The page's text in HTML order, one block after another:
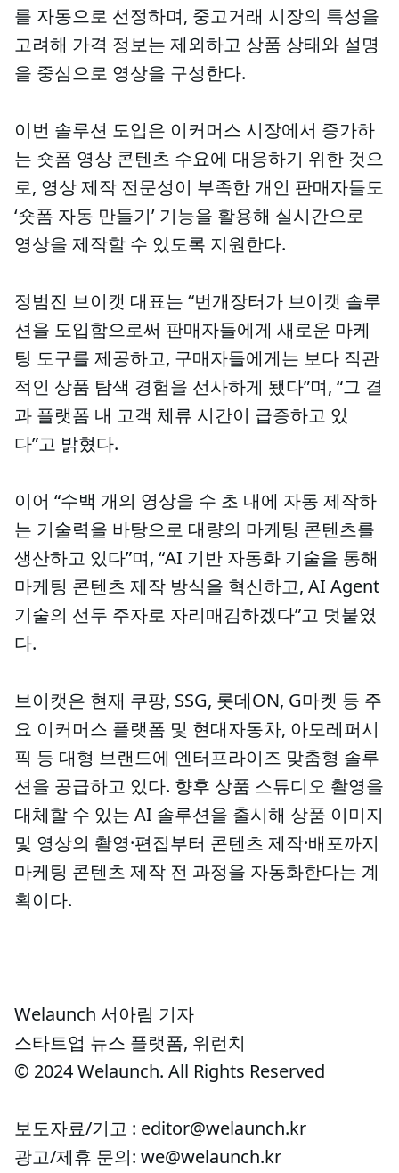
를 자동으로 선정하며, 중고거래 시장의 특성을
고려해 가격 정보는 제외하고 상품 상태와 설명
을 중심으로 영상을 구성한다.
이번 솔루션 도입은 이커머스 시장에서 증가하
는 숏폼 영상 콘텐츠 수요에 대응하기 위한 것으
로, 영상 제작 전문성이 부족한 개인 판매자들도
‘숏폼 자동 만들기’ 기능을 활용해 실시간으로
영상을 제작할 수 있도록 지원한다.
정범진 브이캣 대표는 “번개장터가 브이캣 솔루
션을 도입함으로써 판매자들에게 새로운 마케
팅 도구를 제공하고, 구매자들에게는 보다 직관
적인 상품 탐색 경험을 선사하게 됐다”며, “그 결
과 플랫폼 내 고객 체류 시간이 급증하고 있
다”고 밝혔다.
이어 “수백 개의 영상을 수 초 내에 자동 제작하
는 기술력을 바탕으로 대량의 마케팅 콘텐츠를
생산하고 있다”며, “AI 기반 자동화 기술을 통해
마케팅 콘텐츠 제작 방식을 혁신하고, AI Agent
기술의 선두 주자로 자리매김하겠다”고 덧붙였
다.
브이캣은 현재 쿠팡, SSG, 롯데ON, G마켓 등 주
요 이커머스 플랫폼 및 현대자동차, 아모레퍼시
픽 등 대형 브랜드에 엔터프라이즈 맞춤형 솔루
션을 공급하고 있다. 향후 상품 스튜디오 촬영을
대체할 수 있는 AI 솔루션을 출시해 상품 이미지
및 영상의 촬영·편집부터 콘텐츠 제작·배포까지
마케팅 콘텐츠 제작 전 과정을 자동화한다는 계
획이다.
Welaunch 서아림 기자
스타트업 뉴스 플랫폼, 위런치
© 2024 Welaunch. All Rights Reserved
보도자료/기고 : editor@welaunch.kr
광고/제휴 문의: we@welaunch.kr